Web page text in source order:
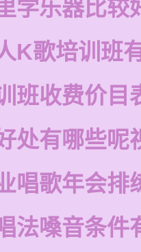
学乐器比较
K歌培训班
班收费价目
处有哪些呢
唱歌年会排
法嗓音条件